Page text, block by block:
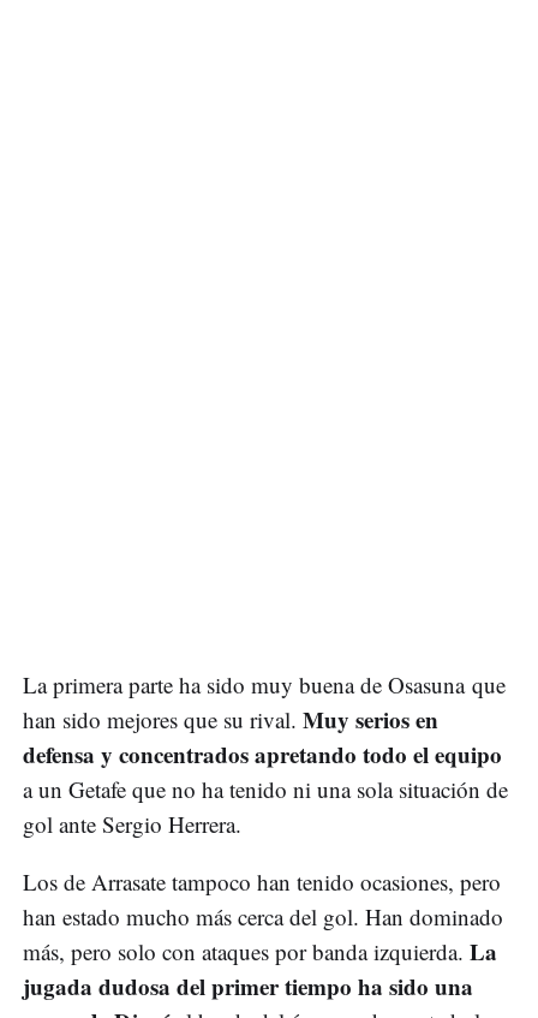
La primera parte ha sido muy buena de Osasuna que
han sido mejores que su rival. Muy serios en
defensa y concentrados apretando todo el equipo
a un Getafe que no ha tenido ni una sola situación de
gol ante Sergio Herrera.
Los de Arrasate tampoco han tenido ocasiones, pero
han estado mucho más cerca del gol. Han dominado
más, pero solo con ataques por banda izquierda. La
jugada dudosa del primer tiempo ha sido una